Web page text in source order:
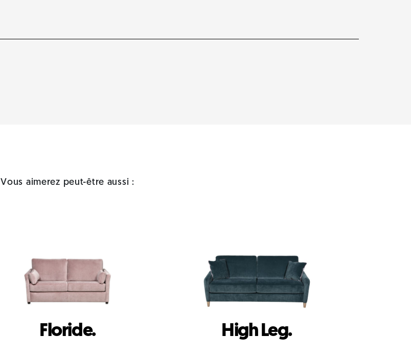
Vous aimerez peut-être aussi :
Floride. High Leg.